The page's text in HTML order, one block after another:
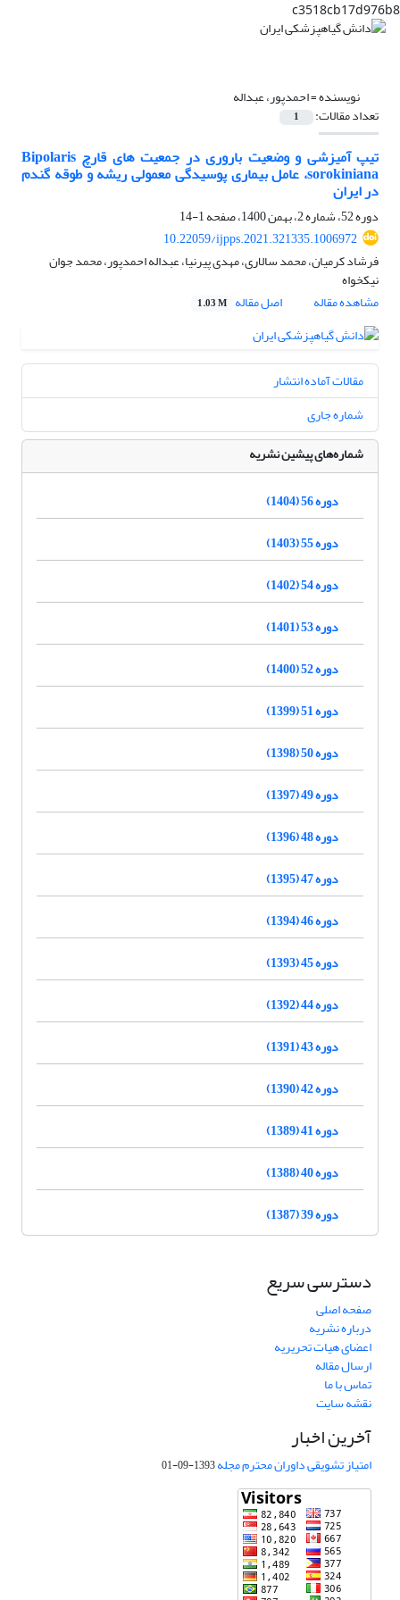
c3518cb17d976b8
نویسنده =احمدپور، عبداله
تعداد مقالات: 1
تیپ آمیزشی و وضعیت باروری در جمعیت های قارچ Bipolaris
sorokiniana، عامل بیماری پوسیدگی معمولی ریشه و طوقه گندم
در ایران
دوره 52، شماره 2، بهمن 1400، صفحه
1-14
10.22059/ijpps.2021.321335.1006972
فرشاد کرمیان، محمد سالاری، مهدی پیرنیا، عبداله احمدپور، محمد جوان
نیکخواه
مشاهده مقاله
اصل مقاله 1.03 M
مقالات آماده انتشار
شماره جاری
شماره‌های پیشین نشریه
دوره 56 (1404)
دوره 55 (1403)
دوره 54 (1402)
دوره 53 (1401)
دوره 52 (1400)
دوره 51 (1399)
دوره 50 (1398)
دوره 49 (1397)
دوره 48 (1396)
دوره 47 (1395)
دوره 46 (1394)
دوره 45 (1393)
دوره 44 (1392)
دوره 43 (1391)
دوره 42 (1390)
دوره 41 (1389)
دوره 40 (1388)
دوره 39 (1387)
دسترسی سریع
صفحه اصلی
درباره نشریه
اعضای هیات تحریریه
ارسال مقاله
تماس با ما
نقشه سایت
آخرین اخبار
امتیاز تشویقی داوران محترم مجله1393-09-01